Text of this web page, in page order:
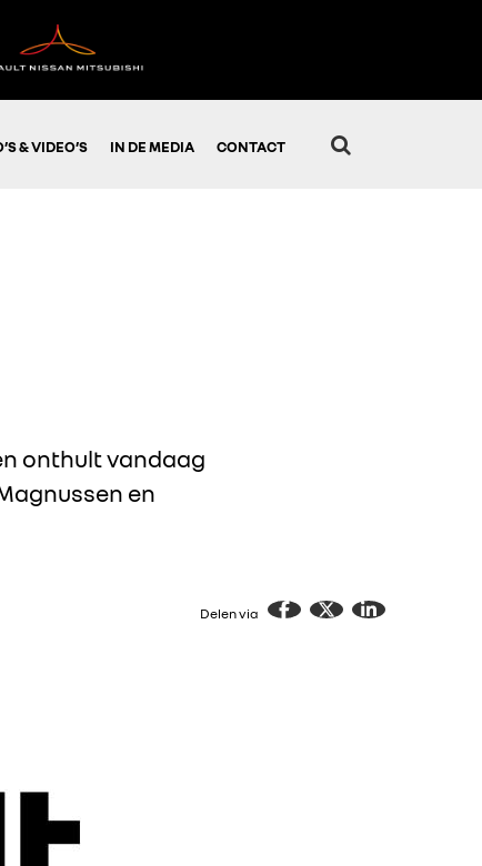
& VIDEO’S IN DE MEDIA CONTACT
onthult vandaag
en
Delen via